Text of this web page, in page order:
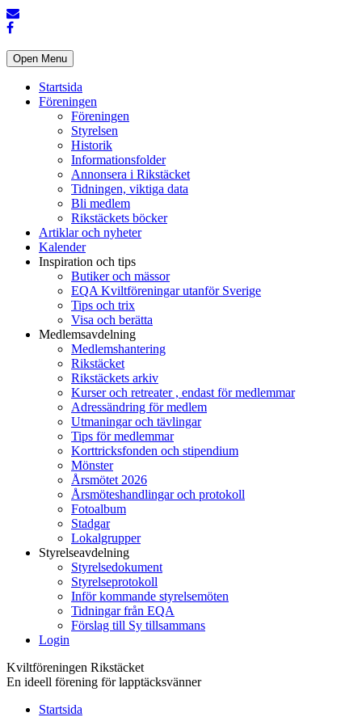
Open Menu
Startsida
Föreningen
Föreningen
Styrelsen
Historik
Informationsfolder
Annonsera i Rikstäcket
Tidningen, viktiga data
Bli medlem
Rikstäckets böcker
Artiklar och nyheter
Kalender
Inspiration och tips
Butiker och mässor
EQA Kviltföreningar utanför Sverige
Tips och trix
Visa och berätta
Medlemsavdelning
Medlemshantering
Rikstäcket
Rikstäckets arkiv
Kurser och retreater , endast för medlemmar
Adressändring för medlem
Utmaningar och tävlingar
Tips för medlemmar
Korttricksfonden och stipendium
Mönster
Årsmötet 2026
Årsmöteshandlingar och protokoll
Fotoalbum
Stadgar
Lokalgrupper
Styrelseavdelning
Styrelsedokument
Styrelseprotokoll
Inför kommande styrelsemöten
Tidningar från EQA
Förslag till Sy tillsammans
Login
Kviltföreningen Rikstäcket
En ideell förening för lapptäcksvänner
Startsida